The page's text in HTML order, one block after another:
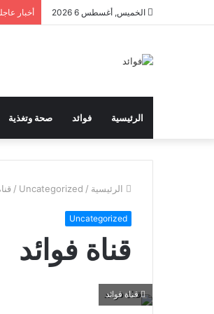
الخميس, أغسطس 6 2026 أخبار
الرئيسية فوائد صحة وتغذية
الرئيسية /
Uncategorized
/
Uncategorized
قناة فوائد
قناة فوائد